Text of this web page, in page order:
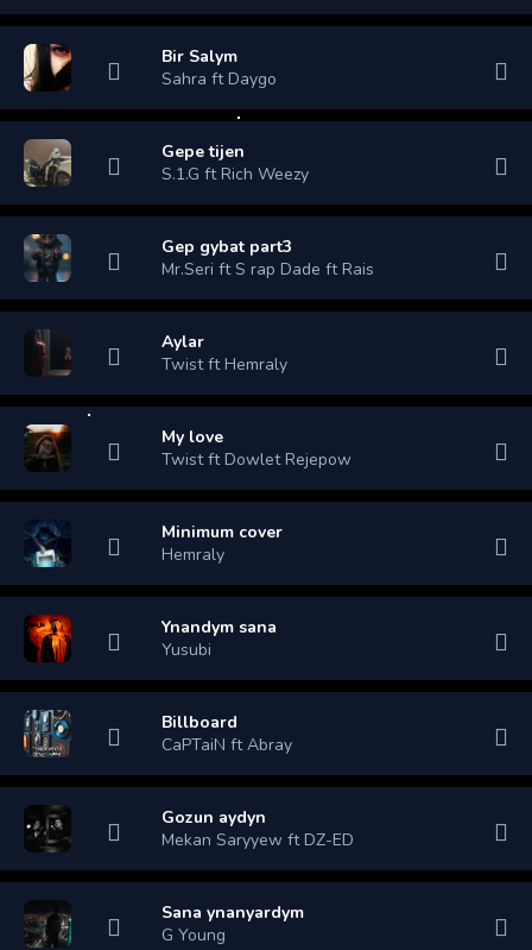
Bir Salym
Sahra ft Daygo
Gepe tijen
S.1.G ft Rich Weezy
Gep gybat part3
Mr.Seri ft S rap Dade ft Rais
Aylar
Twist ft Hemraly
My love
Twist ft Dowlet Rejepow
Minimum cover
Hemraly
Ynandym sana
Yusubi
Billboard
CaPTaiN ft Abray
Gozun aydyn
Mekan Saryyew ft DZ-ED
Sana ynanyardym
G Young